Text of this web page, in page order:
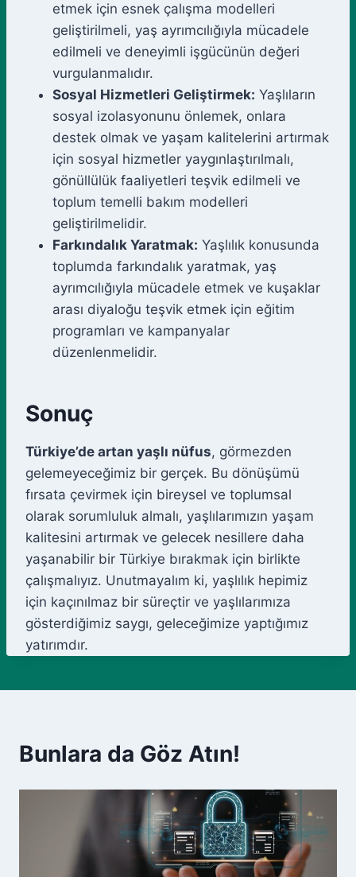
etmek için esnek çalışma modelleri
geliştirilmeli, yaş ayrımcılığıyla mücadele
edilmeli ve deneyimli işgücünün değeri
vurgulanmalıdır.
Sosyal Hizmetleri Geliştirmek: Yaşlıların
sosyal izolasyonunu önlemek, onlara
destek olmak ve yaşam kalitelerini artırmak
için sosyal hizmetler yaygınlaştırılmalı,
gönüllülük faaliyetleri teşvik edilmeli ve
toplum temelli bakım modelleri
geliştirilmelidir.
Farkındalık Yaratmak: Yaşlılık konusunda
toplumda farkındalık yaratmak, yaş
ayrımcılığıyla mücadele etmek ve kuşaklar
arası diyaloğu teşvik etmek için eğitim
programları ve kampanyalar
düzenlenmelidir.
Sonuç
Türkiye’de artan yaşlı nüfus, görmezden
gelemeyeceğimiz bir gerçek. Bu dönüşümü
fırsata çevirmek için bireysel ve toplumsal
olarak sorumluluk almalı, yaşlılarımızın yaşam
kalitesini artırmak ve gelecek nesillere daha
yaşanabilir bir Türkiye bırakmak için birlikte
çalışmalıyız. Unutmayalım ki, yaşlılık hepimiz
için kaçınılmaz bir süreçtir ve yaşlılarımıza
gösterdiğimiz saygı, geleceğimize yaptığımız
yatırımdır.
Bunlara da Göz Atın!